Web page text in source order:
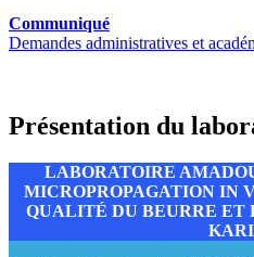
Communiqué
Demandes administratives et
Présentation du
LABORATOIRE
MICROPROPAGATION IN
QUALITÉ DU BEURRE ET